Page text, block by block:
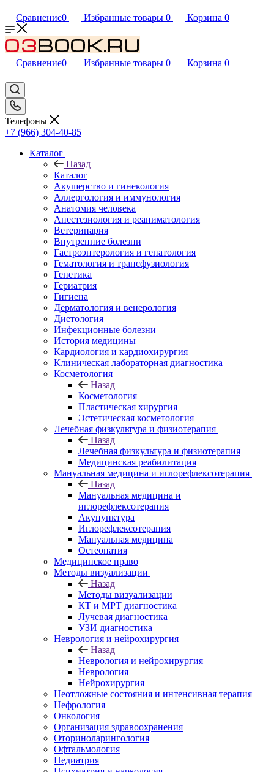
Сравнение0 Избранные товары 0 Корзина 0
Сравнение0 Избранные товары 0 Корзина 0
Телефоны
+7 (966) 304-40-85
Каталог
Назад
Каталог
Акушерство и гинекология
Аллергология и иммунология
Анатомия человека
Анестезиология и реаниматология
Ветеринария
Внутренние болезни
Гастроэнтерология и гепатология
Гематология и трансфузиология
Генетика
Гериатрия
Гигиена
Дерматология и венерология
Диетология
Инфекционные болезни
История медицины
Кардиология и кардиохирургия
Клиническая лабораторная диагностика
Косметология
Назад
Косметология
Пластическая хирургия
Эстетическая косметология
Лечебная физкультура и физиотерапия
Назад
Лечебная физкультура и физиотерапия
Медицинская реабилитация
Мануальная медицина и иглорефлексотерапия
Назад
Мануальная медицина и
иглорефлексотерапия
Акупунктура
Иглорефлексотерапия
Мануальная медицина
Остеопатия
Медицинское право
Методы визуализации
Назад
Методы визуализации
КТ и МРТ диагностика
Лучевая диагностика
УЗИ диагностика
Неврология и нейрохирургия
Назад
Неврология и нейрохирургия
Неврология
Нейрохирургия
Неотложные состояния и интенсивная терапия
Нефрология
Онкология
Организация здравоохранения
Оториноларингология
Офтальмология
Педиатрия